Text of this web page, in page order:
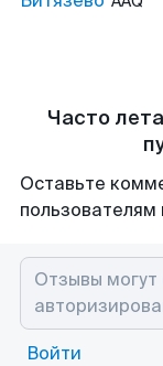
Часто
Оставьте
Войти